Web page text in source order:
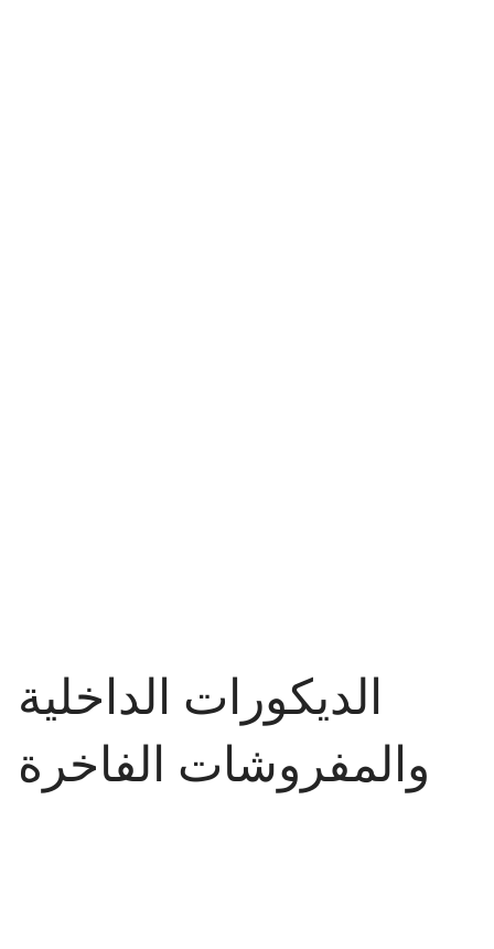
الديكورات الداخلية
والمفروشات الفاخرة